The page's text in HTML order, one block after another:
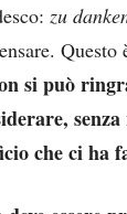
zu
si può
che ci ha